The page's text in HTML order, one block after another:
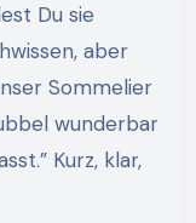
Du sie
aber
Sommelier
wunderbar
Kurz, klar,